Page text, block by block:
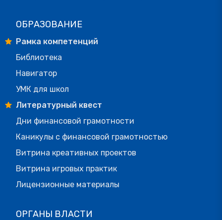
ОБРАЗОВАНИЕ
Рамка компетенций
Библиотека
Навигатор
УМК для школ
Литературный квест
Дни финансовой грамотности
Каникулы с финансовой грамотностью
Витрина креативных проектов
Витрина игровых практик
Лицензионные материалы
ОРГАНЫ ВЛАСТИ